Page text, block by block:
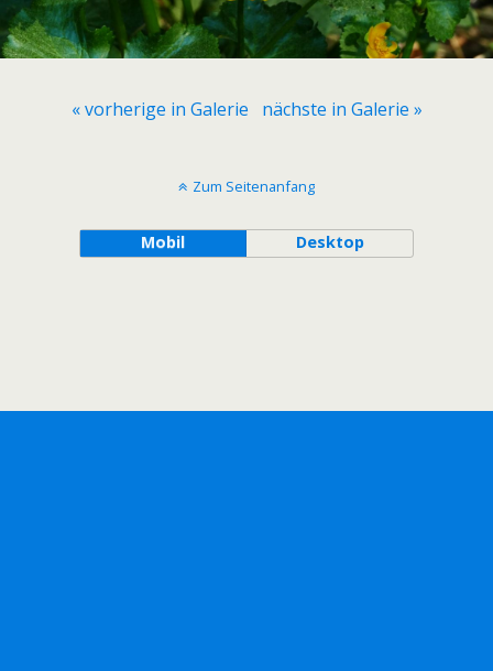
« vorherige in Galerie nächste in Galerie »
Zum Seitenanfang
Mobil Desktop